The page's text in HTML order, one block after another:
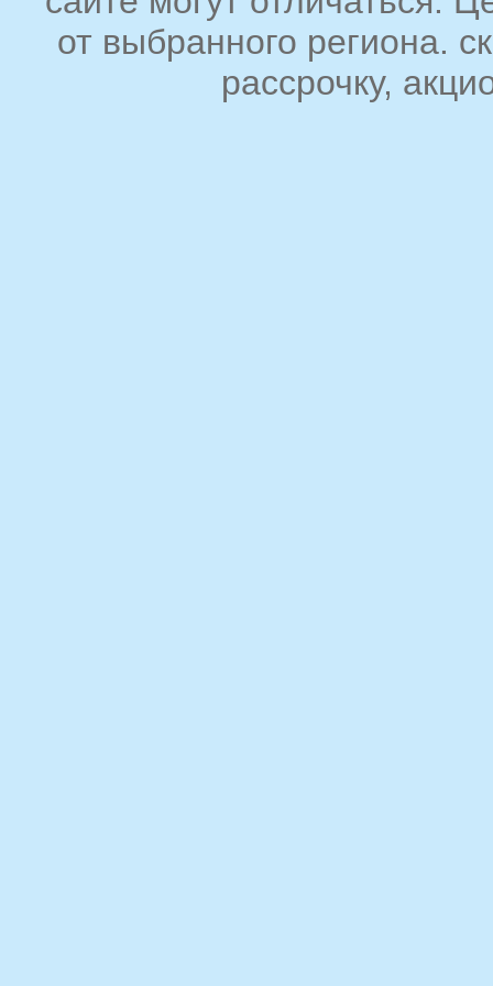
пожаротушение
от выбранного региона.
рассрочку,